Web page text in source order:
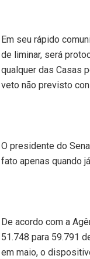
Em seu rápido
de liminar, será
qualquer das Casas
veto não previsto
O presidente do
fato apenas quando
De acordo com a
51.748 para 59.791
em maio, o